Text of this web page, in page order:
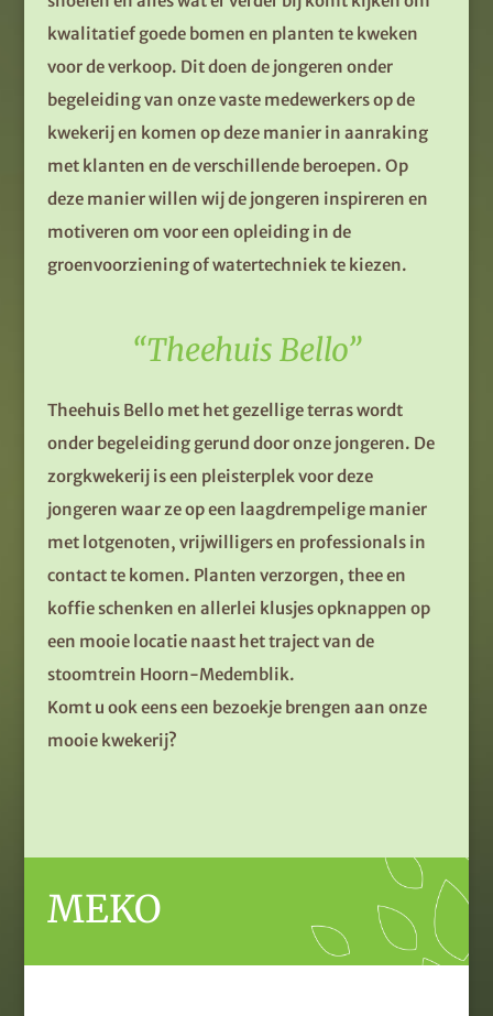
kwalitatief goede bomen en planten te kweken
voor de verkoop. Dit doen de jongeren onder
begeleiding van onze vaste medewerkers op de
kwekerijen komen op deze manier in aanraking
met klanten en deverschillende beroepen. Op
deze manier willen wij de jongeren inspireren en
motiveren om voor een opleiding in de
groenvoorziening of watertechniek te kiezen.
“Theehuis Bello”
Theehuis Bello met het gezellige terras wordt
onder begeleiding gerund door onze jongeren. De
zorgkwekerij is een pleisterplek voor deze
jongeren waar ze op een laagdrempelige manier
met lotgenoten, vrijwilligers en professionals in
contact te komen. Planten verzorgen, thee en
koffie schenken en allerlei klusjes opknappen op
een mooie locatie naast het traject van de
stoomtrein Hoorn-Medemblik.
Komt u ook eens een bezoekje brengen aan onze
mooie kwekerij?
MEKO